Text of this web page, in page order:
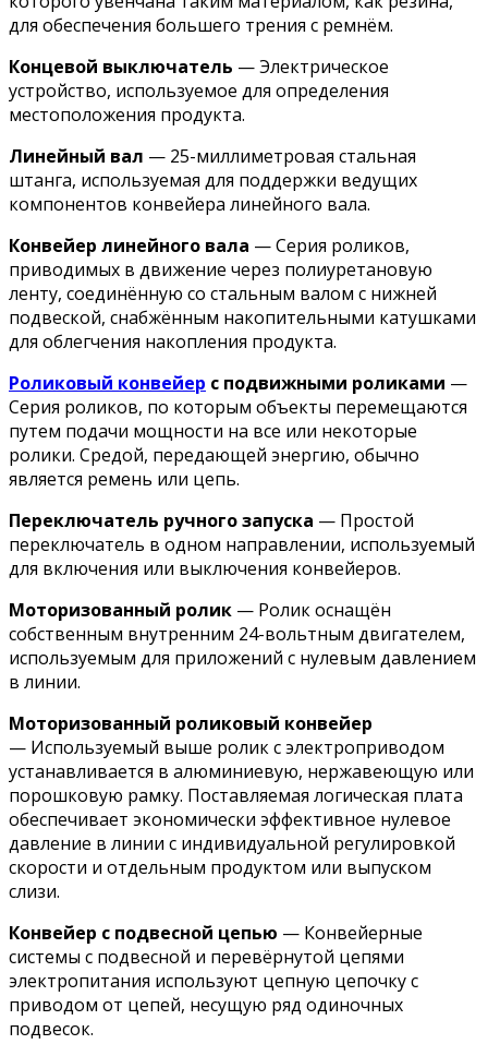
для обеспечения большего трения с ремнём.
Концевой выключатель — Электрическое
устройство, используемое для определения
местоположения продукта.
Линейный вал — 25-миллиметровая стальная
штанга, используемая для поддержки ведущих
компонентов конвейера линейного вала.
Конвейер линейного вала — Серия роликов,
приводимых в движение через полиуретановую
ленту, соединённую со стальным валом с нижней
подвеской, снабжённым накопительными катушками
для облегчения накопления продукта.
Роликовый конвейер с подвижными роликами —
Серия роликов, по которым объекты перемещаются
путем подачи мощности на все или некоторые
ролики. Средой, передающей энергию, обычно
является ремень или цепь.
Переключатель ручного запуска — Простой
переключатель в одном направлении, используемый
для включения или выключения конвейеров.
Моторизованный ролик — Ролик оснащён
собственным внутренним 24-вольтным двигателем,
используемым для приложений с нулевым давлением
в линии.
Моторизованный роликовый конвейер
— Используемый выше ролик с электроприводом
устанавливается в алюминиевую, нержавеющую или
порошковую рамку. Поставляемая логическая плата
обеспечивает экономически эффективное нулевое
давление в линии с индивидуальной регулировкой
скорости и отдельным продуктом или выпуском
слизи.
Конвейер с подвесной цепью — Конвейерные
системы с подвесной и перевёрнутой цепями
электропитания используют цепную цепочку с
приводом от цепей, несущую ряд одиночных
подвесок.